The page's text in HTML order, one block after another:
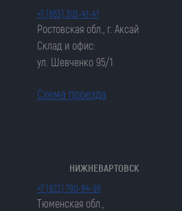
+7 (863) 303-41-41
Ростовская обл., г. Аксай
Склад и офис:
ул. Шевченко 95/1
Схема проезда
НИЖНЕВАРТОВСК
+7 (922) 790-94-99
Тюменская обл.,